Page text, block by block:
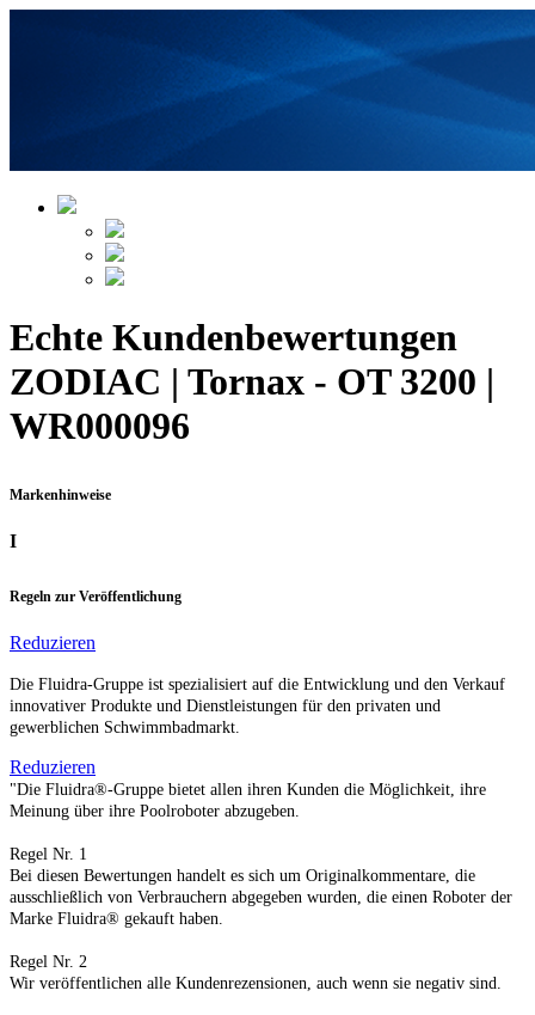
Echte Kundenbewertungen
ZODIAC | Tornax - OT 3200 |
WR000096
Markenhinweise
I
Regeln zur Veröffentlichung
Reduzieren
Die Fluidra-Gruppe ist spezialisiert auf die Entwicklung und den Verkauf
innovativer Produkte und Dienstleistungen für den privaten und
gewerblichen Schwimmbadmarkt.
Reduzieren
"Die Fluidra®-Gruppe bietet allen ihren Kunden die Möglichkeit, ihre
Meinung über ihre Poolroboter abzugeben.
Regel Nr. 1
Bei diesen Bewertungen handelt es sich um Originalkommentare, die
ausschließlich von Verbrauchern abgegeben wurden, die einen Roboter der
Marke Fluidra® gekauft haben.
Regel Nr. 2
Wir veröffentlichen alle Kundenrezensionen, auch wenn sie negativ sind.